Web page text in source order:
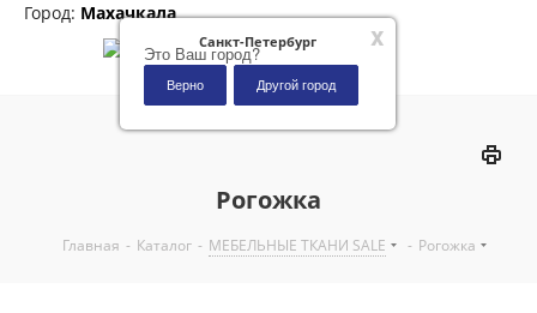
x
Санкт-Петербург
Это Ваш город?
Верно Другой город
Город: Махачкала
Рогожка
Главная - Каталог - МЕБЕЛЬНЫЕ ТКАНИ SALE - Рогожка